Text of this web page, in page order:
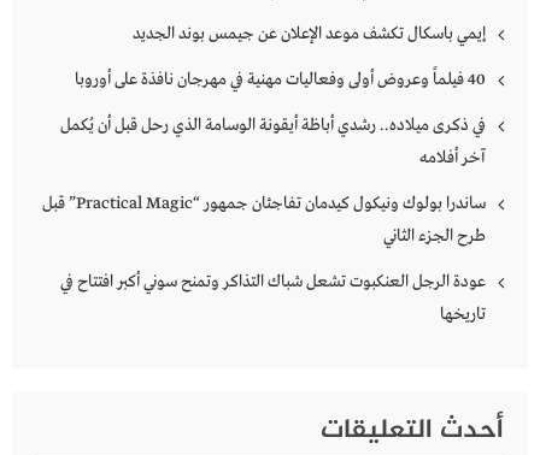
إيمي باسكال تكشف موعد الإعلان عن جيمس بوند الجديد
40 فيلماً وعروض أولى وفعاليات مهنية في مهرجان نافذة على أوروبا
في ذكرى ميلاده.. رشدي أباظة أيقونة الوسامة الذي رحل قبل أن يُكمل
آخر أفلامه
ساندرا بولوك ونيكول كيدمان تفاجئان جمهور “Practical Magic” قبل
طرح الجزء الثاني
عودة الرجل العنكبوت تشعل شباك التذاكر وتمنح سوني أكبر افتتاح في
تاريخها
أحدث التعليقات